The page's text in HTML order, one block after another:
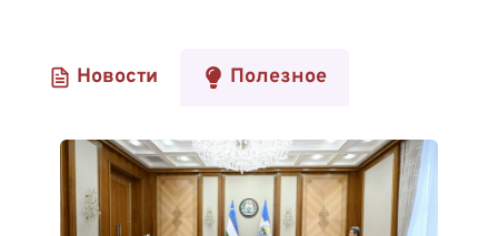
Новости Полезное